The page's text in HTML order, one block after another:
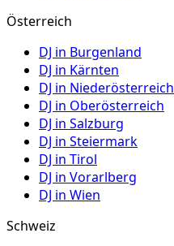
Österreich
DJ in Burgenland
DJ in Kärnten
DJ in Niederösterreich
DJ in Oberösterreich
DJ in Salzburg
DJ in Steiermark
DJ in Tirol
DJ in Vorarlberg
DJ in Wien
Schweiz